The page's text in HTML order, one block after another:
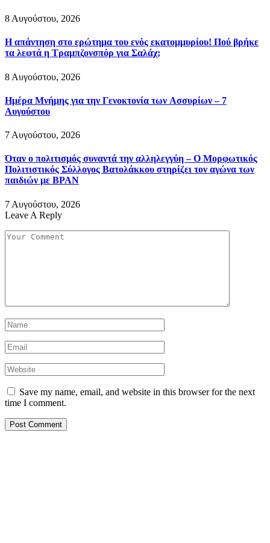
8 Αυγούστου, 2026
Η απάντηση στο ερώτημα του ενός εκατομμυρίου! Πού βρήκε
τα λεφτά η Τραμπζονσπόρ για Σαλάχ;
8 Αυγούστου, 2026
Ημέρα Μνήμης για την Γενοκτονία των Ασσυρίων – 7
Αυγούστου
7 Αυγούστου, 2026
Όταν ο πολιτισμός συναντά την αλληλεγγύη – Ο Μορφωτικός
Πολιτιστικός Σύλλογος Βατολάκκου στηρίζει τον αγώνα των
παιδιών με BPAN
7 Αυγούστου, 2026
Leave A Reply
Save my name, email, and website in this browser for the next
time I comment.